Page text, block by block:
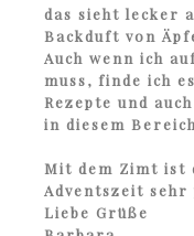
das sieht lecker
Backduft von
Auch wenn ich
muss, finde ich
Rezepte und
in diesem
Mit dem Zimt ist
Adventszeit sehr
Liebe Grüße